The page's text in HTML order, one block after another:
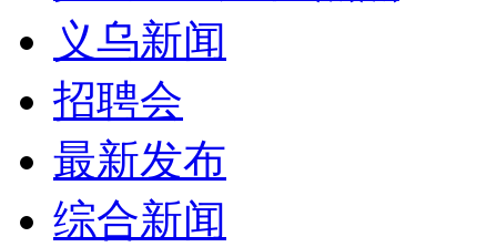
义乌新闻
招聘会
最新发布
综合新闻